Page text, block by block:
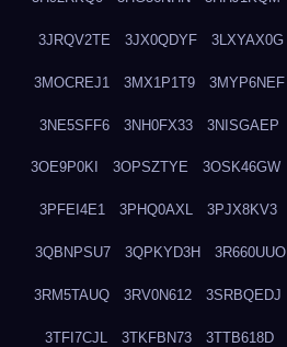
3JRQV2TE 3JX0QDYF 3LXYAX0G
3MOCREJ1 3MX1P1T9 3MYP6NEF
3NE5SFF6 3NH0FX33 3NISGAEP
3OE9P0KI 3OPSZTYE 3OSK46GW
3PFEI4E1 3PHQ0AXL 3PJX8KV3
3QBNPSU7 3QPKYD3H 3R660UUO
3RM5TAUQ 3RV0N612 3SRBQEDJ
3TFI7CJL 3TKFBN73 3TTB618D